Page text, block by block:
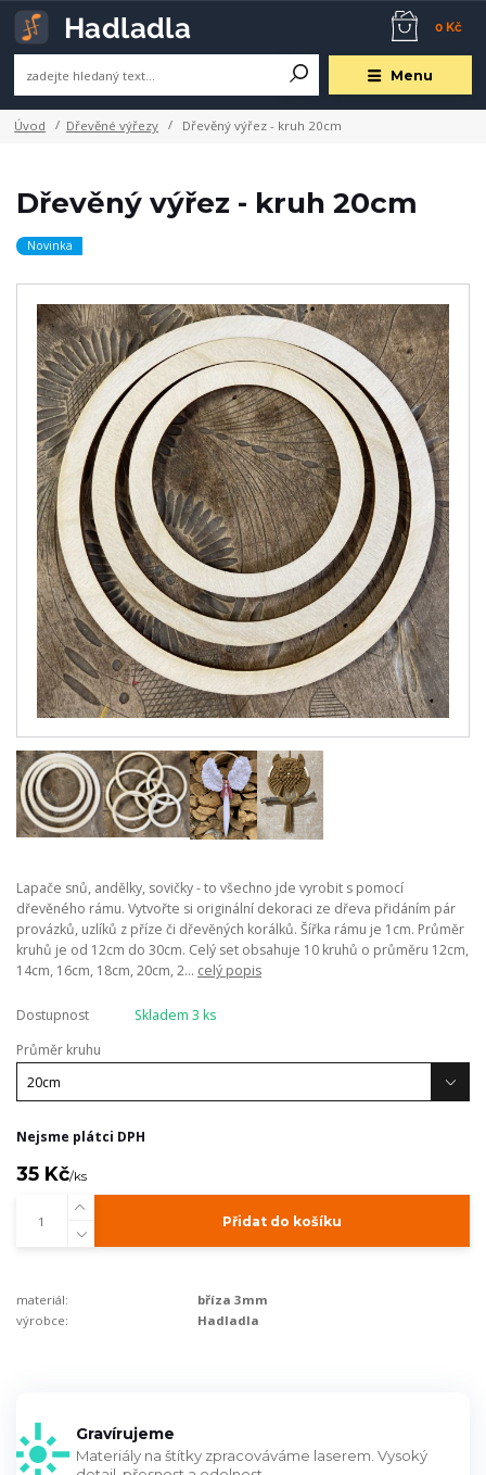
Menu
0 Kč
Úvod Dřevěné výřezy Dřevěný výřez - kruh 20cm
Dřevěný výřez - kruh 20cm
Novinka
Lapače snů, andělky, sovičky - to všechno jde vyrobit s pomocí
dřevěného rámu. Vytvořte si originální dekoraci ze dřeva přidáním pár
provázků, uzlíků z příze či dřevěných korálků. Šířka rámu je 1cm. Průměr
kruhů je od 12cm do 30cm. Celý set obsahuje 10 kruhů o průměru 12cm,
14cm, 16cm, 18cm, 20cm, 2... celý popis
Dostupnost
Skladem 3 ks
Průměr kruhu
Nejsme plátci DPH
35 Kč/ks
Přidat do košíku
materiál:
bříza 3mm
výrobce:
Hadladla
Gravírujeme
Materiály na štítky zpracováváme laserem. Vysoký